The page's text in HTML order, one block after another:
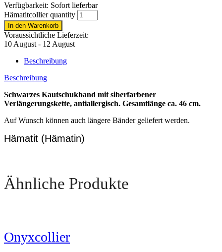
Verfügbarkeit: Sofort lieferbar
Hämatitcollier quantity
In den Warenkorb
Voraussichtliche Lieferzeit:
10 August - 12 August
Beschreibung
Beschreibung
Schwarzes Kautschukband mit siberfarbener
Verlängerungskette, antiallergisch. Gesamtlänge ca. 46 cm.
Auf Wunsch können auch längere Bänder geliefert werden.
Hämatit (Hämatin)
Ähnliche Produkte
Onyxcollier